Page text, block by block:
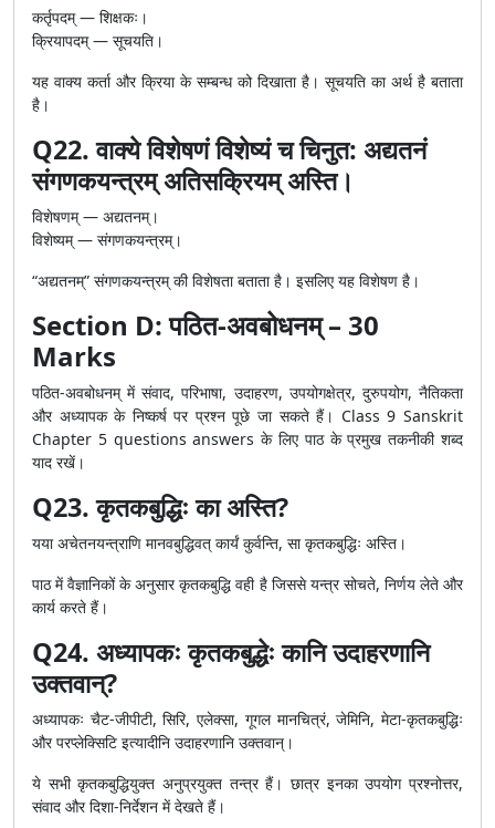
कर्तृपदम् — शिक्षकः।
क्रियापदम् — सूचयति।
यह वाक्य कर्ता और क्रिया के सम्बन्ध को दिखाता है। सूचयति का अर्थ है बताता
है।
Q22. वाक्ये विशेषणं विशेष्यं च चिनुत: अद्यतनं
संगणकयन्त्रम् अतिसक्रियम् अस्ति।
विशेषणम् — अद्यतनम्।
विशेष्यम् — संगणकयन्त्रम्।
“अद्यतनम्” संगणकयन्त्रम् की विशेषता बताता है। इसलिए यह विशेषण है।
Section D: पठित-अवबोधनम् – 30
Marks
पठित-अवबोधनम् में संवाद, परिभाषा, उदाहरण, उपयोगक्षेत्र, दुरुपयोग, नैतिकता
और अध्यापक के निष्कर्ष पर प्रश्न पूछे जा सकते हैं। Class 9 Sanskrit
Chapter 5 questions answers के लिए पाठ के प्रमुख तकनीकी शब्द
याद रखें।
Q23. कृतकबुद्धिः का अस्ति?
यया अचेतनयन्त्राणि मानवबुद्धिवत् कार्यं कुर्वन्ति, सा कृतकबुद्धिः अस्ति।
पाठ में वैज्ञानिकों के अनुसार कृतकबुद्धि वही है जिससे यन्त्र सोचते, निर्णय लेते और
कार्य करते हैं।
Q24. अध्यापकः कृतकबुद्धेः कानि उदाहरणानि
उक्तवान्?
अध्यापकः चैट-जीपीटी, सिरि, एलेक्सा, गूगल मानचित्रं, जेमिनि, मेटा-कृतकबुद्धिः
और परप्लेक्सिटि इत्यादीनि उदाहरणानि उक्तवान्।
ये सभी कृतकबुद्धियुक्त अनुप्रयुक्त तन्त्र हैं। छात्र इनका उपयोग प्रश्नोत्तर,
संवाद और दिशा-निर्देशन में देखते हैं।